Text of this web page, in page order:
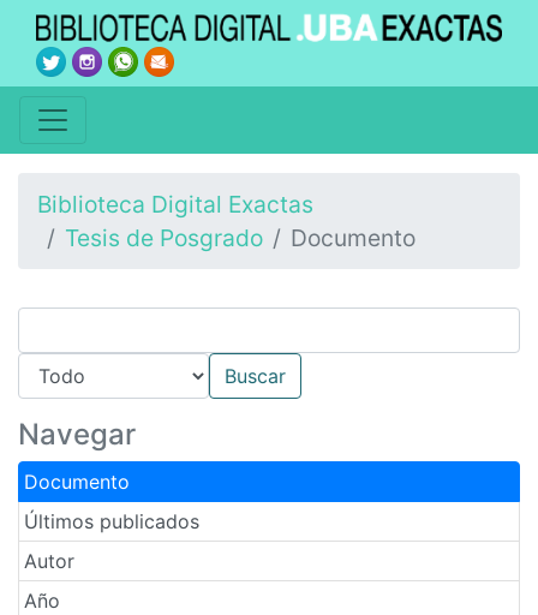
Biblioteca Digital Exactas
Tesis de Posgrado
Documento
Navegar
Documento
Últimos publicados
Autor
Año